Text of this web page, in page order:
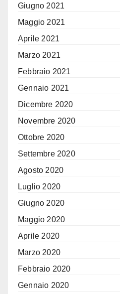
Giugno 2021
Maggio 2021
Aprile 2021
Marzo 2021
Febbraio 2021
Gennaio 2021
Dicembre 2020
Novembre 2020
Ottobre 2020
Settembre 2020
Agosto 2020
Luglio 2020
Giugno 2020
Maggio 2020
Aprile 2020
Marzo 2020
Febbraio 2020
Gennaio 2020